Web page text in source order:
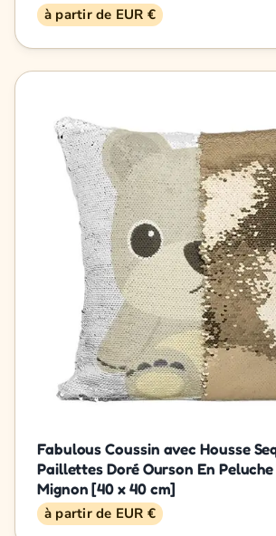
à partir de EUR €
Fabulous Coussin avec Housse
Paillettes Doré Ourson En Peluche
Mignon [40 x 40 cm]
à partir de EUR €